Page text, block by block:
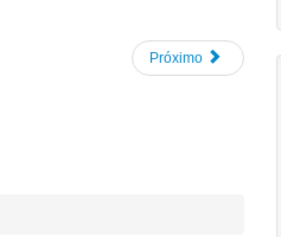
Próximo